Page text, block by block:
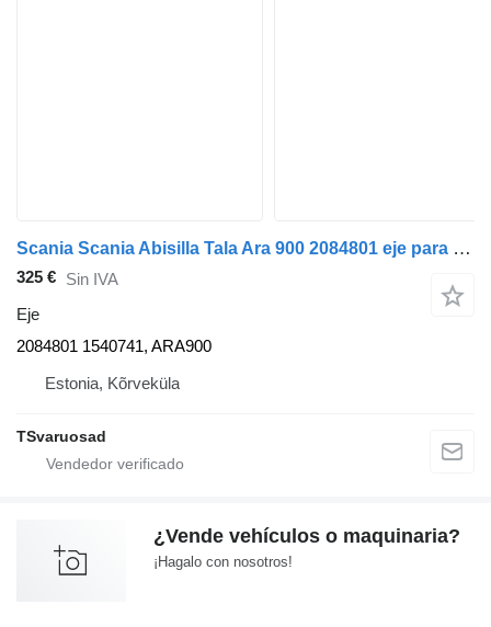
Scania Scania Abisilla Tala Ara 900 2084801 eje para Scania P380 cabeza tractora
325 € Sin IVA
Eje
2084801 1540741, ARA900
Estonia, Kõrveküla
TSvaruosad
¿Vende vehículos o maquinaria?
¡Hagalo con nosotros!